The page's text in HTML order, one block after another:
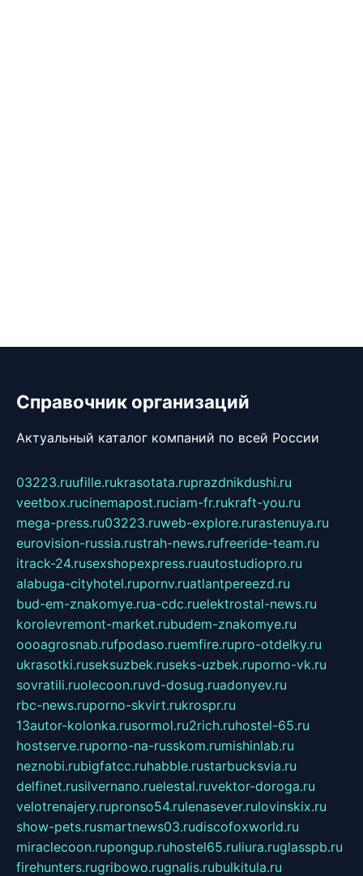
Справочник организаций
Актуальный каталог компаний по всей России
03223.ruufille.rukrasotata.ruprazdnikdushi.ru
veetbox.rucinemapost.ruciam-fr.rukraft-you.ru
mega-press.ru03223.ruweb-explore.rurastenuya.ru
eurovision-russia.rustrah-news.rufreeride-team.ru
itrack-24.rusexshopexpress.ruautostudiopro.ru
alabuga-cityhotel.rupornv.ruatlantpereezd.ru
bud-em-znakomye.rua-cdc.ruelektrostal-news.ru
korolevremont-market.rubudem-znakomye.ru
oooagrosnab.rufpodaso.ruemfire.rupro-otdelky.ru
ukrasotki.ruseksuzbek.ruseks-uzbek.ruporno-vk.ru
sovratili.ruolecoon.ruvd-dosug.ruadonyev.ru
rbc-news.ruporno-skvirt.rukrospr.ru
13autor-kolonka.rusormol.ru2rich.ruhostel-65.ru
hostserve.ruporno-na-russkom.rumishinlab.ru
neznobi.rubigfatcc.ruhabble.rustarbucksvia.ru
delfinet.rusilvernano.ruelestal.ruvektor-doroga.ru
velotrenajery.rupronso54.rulenasever.rulovinskix.ru
show-pets.rusmartnews03.rudiscofoxworld.ru
miraclecoon.rupongup.ruhostel65.ruliura.ruglasspb.ru
firehunters.rugribowo.rugnalis.rubulkitula.ru